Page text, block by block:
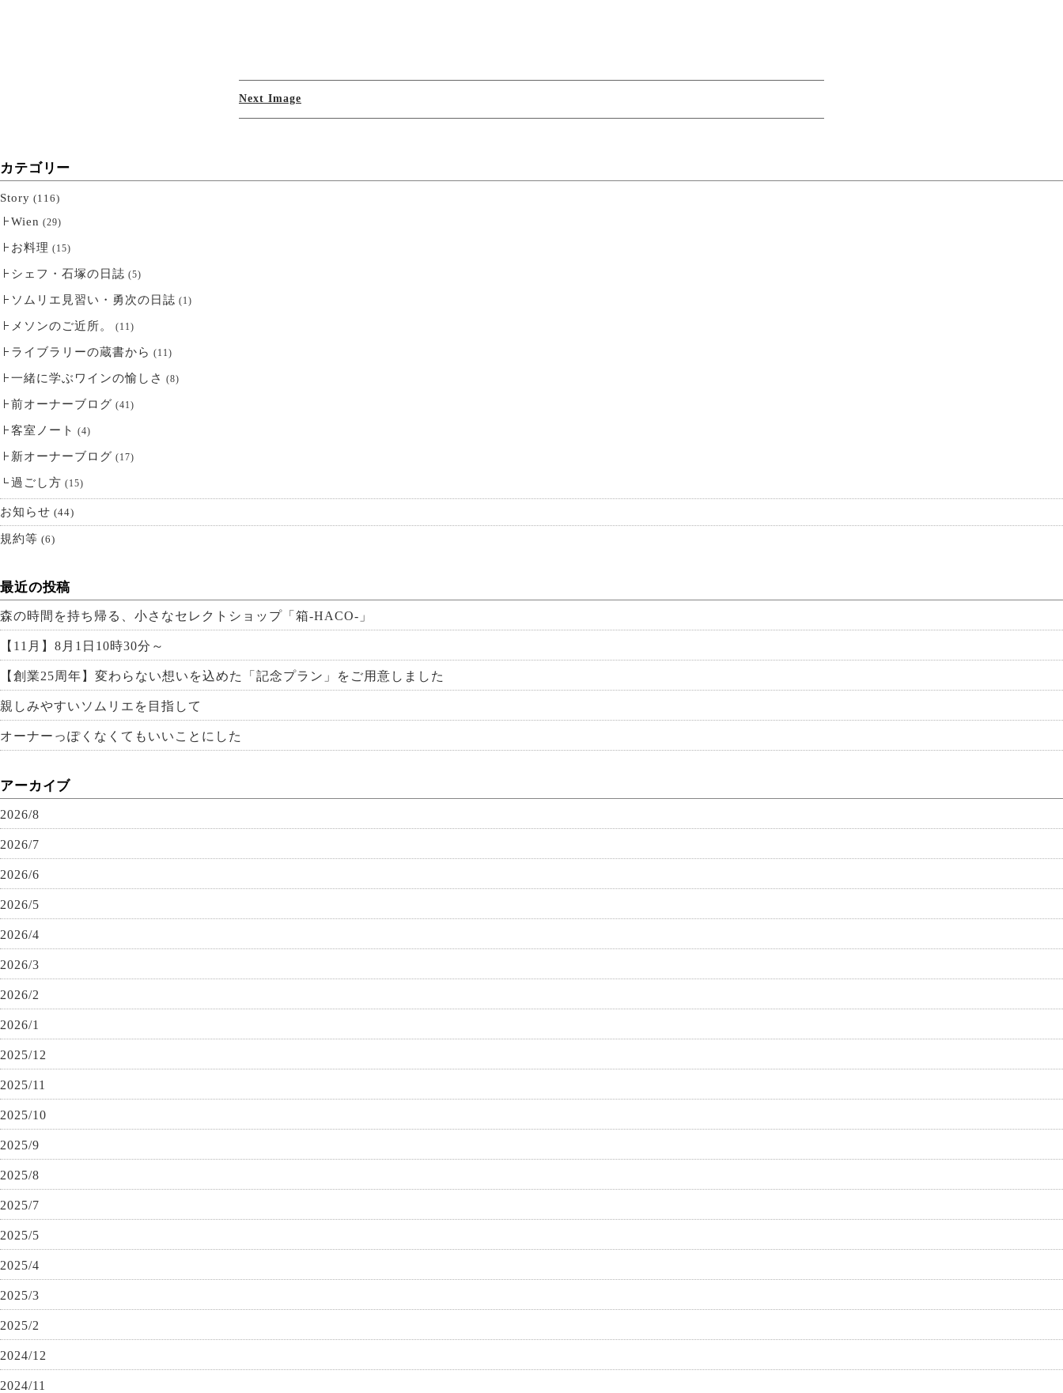
Next Image
カテゴリー
Story (116)
Wien (29)
お料理 (15)
シェフ・石塚の日誌 (5)
ソムリエ見習い・勇次の日誌 (1)
メソンのご近所。 (11)
ライブラリーの蔵書から (11)
一緒に学ぶワインの愉しさ (8)
前オーナーブログ (41)
客室ノート (4)
新オーナーブログ (17)
過ごし方 (15)
お知らせ (44)
規約等 (6)
最近の投稿
森の時間を持ち帰る、小さなセレクトショップ「箱-HACO-」
【11月】8月1日10時30分～
【創業25周年】変わらない想いを込めた「記念プラン」をご用意しました
親しみやすいソムリエを目指して
オーナーっぽくなくてもいいことにした
アーカイブ
2026/8
2026/7
2026/6
2026/5
2026/4
2026/3
2026/2
2026/1
2025/12
2025/11
2025/10
2025/9
2025/8
2025/7
2025/5
2025/4
2025/3
2025/2
2024/12
2024/11